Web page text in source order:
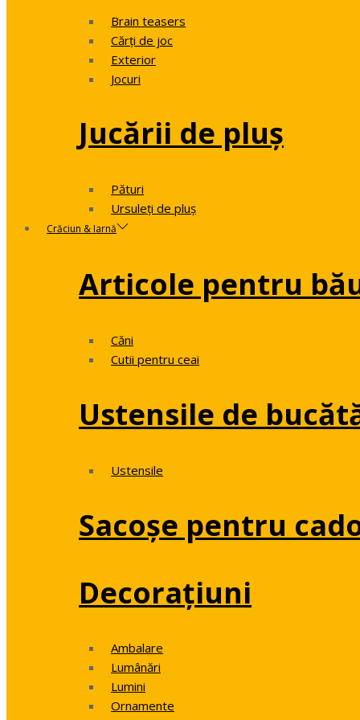
Brain teasers
Cărți de joc
Exterior
Jocuri
Jucării de pluș
Pături
Ursuleți de pluș
Crăciun & Iarnă
Articole pentru
Căni
Cutii pentru ceai
Ustensile de
Ustensile
Sacoșe pentru
Decorațiuni
Ambalare
Lumânări
Lumini
Ornamente